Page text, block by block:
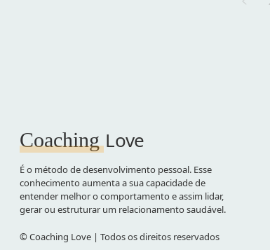
Coaching Love
É o método de desenvolvimento pessoal. Esse
conhecimento aumenta a sua capacidade de
entender melhor o comportamento e assim lidar,
gerar ou estruturar um relacionamento saudável.
© Coaching Love | Todos os direitos reservados